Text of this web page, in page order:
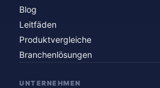
Blog
Leitfäden
Produktvergleiche
Branchenlösungen
UNTERNEHMEN